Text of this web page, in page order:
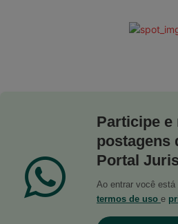
Participe e
postagens
Portal
Ao entrar você
termos de uso e